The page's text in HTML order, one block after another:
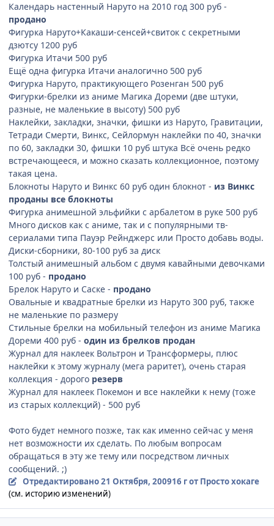
Календарь настенный Наруто на 2010 год 300 руб -
продано
Фигурка Наруто+Какаши-сенсей+свиток с секретными
дзютсу 1200 руб
Фигурка Итачи 500 руб
Ещё одна фигурка Итачи аналогично 500 руб
Фигурка Наруто, практикующего Розенган 500 руб
Фигурки-брелки из аниме Магика Дореми (две штуки,
разные, не маленькие в высоту) 500 руб
Наклейки, закладки, значки, фишки из Наруто, Гравитации,
Тетради Смерти, Винкс, Сейлормун наклейки по 40, значки
по 60, закладки 30, фишки 10 руб штука Всё очень редко
встречающееся, и можно сказать коллекционное, поэтому
такая цена.
Блокноты Наруто и Винкс 60 руб один блокнот - из Винкс
проданы все блокноты
Фигурка анимешной эльфийки с арбалетом в руке 500 руб
Много дисков как с аниме, так и с популярными тв-
сериалами типа Пауэр Рейнджерс или Просто добавь воды.
Диски-сборники, 80-100 руб за диск
Толстый анимешный альбом с двумя кавайными девочками
100 руб - продано
Брелок Наруто и Саске - продано
Овальные и квадратные брелки из Наруто 300 руб, также
не маленькие по размеру
Стильные брелки на мобильный телефон из аниме Магика
Дореми 400 руб - один из брелков продан
Журнал для наклеек Вольтрон и Трансформеры, плюс
наклейки к этому журналу (мега раритет), очень старая
коллекция - дорого резерв
Журнал для наклеек Покемон и все наклейки к нему (тоже
из старых коллекций) - 500 руб
Фото будет немного позже, так как именно сейчас у меня
нет возможности их сделать. По любым вопросам
обращаться в эту же тему или посредством личных
сообщений. ;)
Отредактировано21 Октября, 200916 гот Просто хокаге
(см. историю изменений)